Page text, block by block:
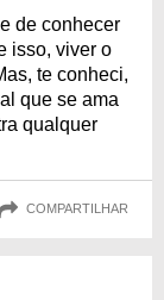
de conhecer
isso, viver o
te conheci,
que se ama
qualquer
COMPARTILHAR